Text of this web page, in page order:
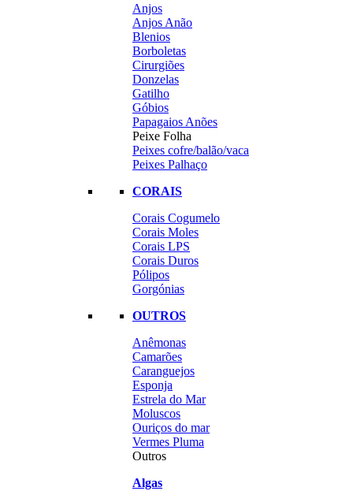
Anjos
Anjos Anão
Blenios
Borboletas
Cirurgiões
Donzelas
Gatilho
Góbios
Papagaios Anões
Peixe Folha
Peixes cofre/balão/vaca
Peixes Palhaço
CORAIS
Corais Cogumelo
Corais Moles
Corais LPS
Corais Duros
Pólipos
Gorgónias
OUTROS
Anêmonas
Camarões
Caranguejos
Esponja
Estrela do Mar
Moluscos
Ouriços do mar
Vermes Pluma
Outros
Algas